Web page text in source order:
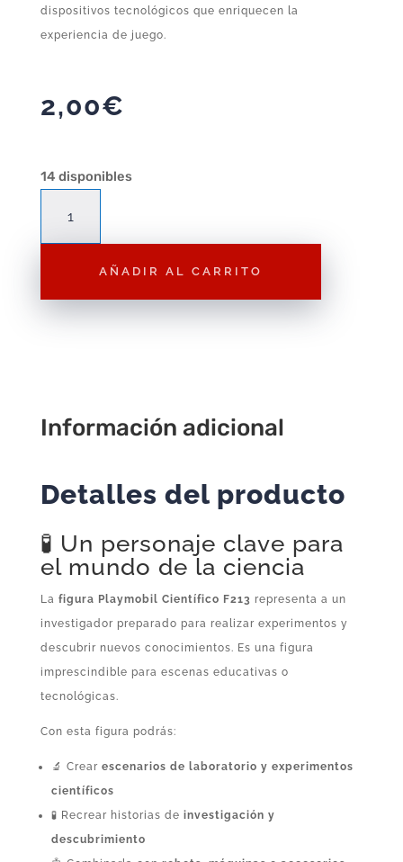
dispositivos tecnológicos que enriquecen la
experiencia de juego.
2,00€
14 disponibles
Playmobil
–
AÑADIR AL CARRITO
Información adicional
Detalles del producto
🧪 Un personaje clave para
el mundo de la ciencia
La figura Playmobil Científico F213 representa a un
investigador preparado para realizar experimentos y
descubrir nuevos conocimientos. Es una figura
imprescindible para escenas educativas o
tecnológicas.
Con esta figura podrás:
🔬 Crear escenarios de laboratorio y experimentos
científicos
🧪 Recrear historias de investigación y
descubrimiento